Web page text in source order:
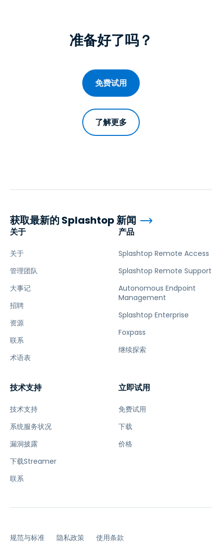
准备好了吗？
免费试用
了解更多
关于
关于
管理团队
大事记
招聘
资源
联系
术语表
产品
Splashtop Remote Access
Splashtop Remote Support
Autonomous Endpoint
Management
Splashtop Enterprise
Foxpass
继续探索
技术支持
技术支持
系统服务状况
漏洞披露
下载Streamer
联系
立即试用
免费试用
下载
价格
获取最新的 Splashtop 新闻
规范与标准 隐私政策 使用条款